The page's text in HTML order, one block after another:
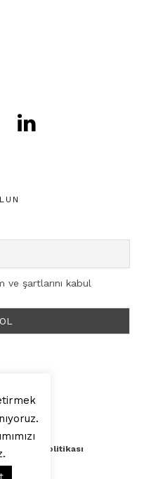
ve şartlarını kabul
Veri Politikası